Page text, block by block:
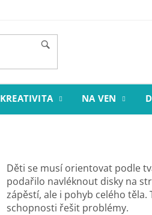
KREATIVITA NA VEN
Děti se musí orientovat podle
podařilo navléknout disky na
zápěstí, ale i pohyb celého
schopnosti řešit problémy.